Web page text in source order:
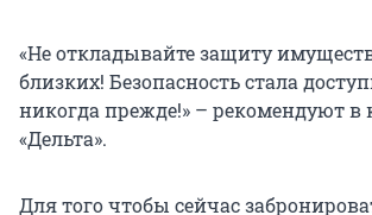
«Не откладывайте защиту
близких! Безопасность стала
никогда прежде!» – рекомендуют
«Дельта».
Для того чтобы сейчас